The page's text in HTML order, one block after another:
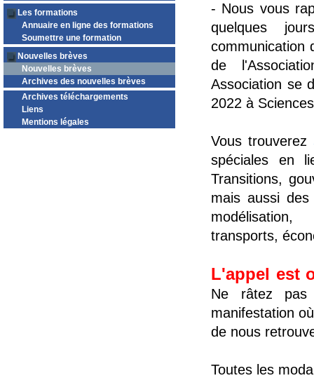
Les formations
Annuaire en ligne des formations
Soumettre une formation
Nouvelles brèves
Nouvelles brèves
Archives des nouvelles brèves
Archives téléchargements
Liens
Mentions légales
- Nous vous
quelques
communication
de
Association se
2022 à
Vous trouverez
spéciales en
Transitions,
mais aussi
transports,
L'appel est
Ne râtez pas
manifestation
de nous
Toutes les